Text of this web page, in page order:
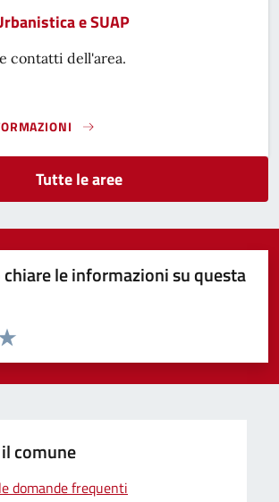
e SUAP
contatti dell'area.
E SUAP}
Tutte le aree
le informazioni su questa
la pagina
5 stelle su 5
4 stelle su 5
su 5
su 5
5
comune
domande frequenti